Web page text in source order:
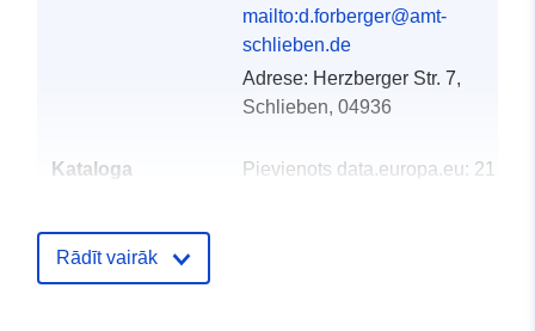
mailto:d.forberger@amt-
schlieben.de
Adrese: Herzberger Str. 7,
Schlieben, 04936
Kataloga
Pievienots data.europa.eu: 21
Rādīt vairāk